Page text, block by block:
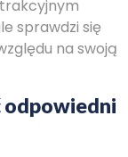
sprawdzi się
na swoją
odpowiedni